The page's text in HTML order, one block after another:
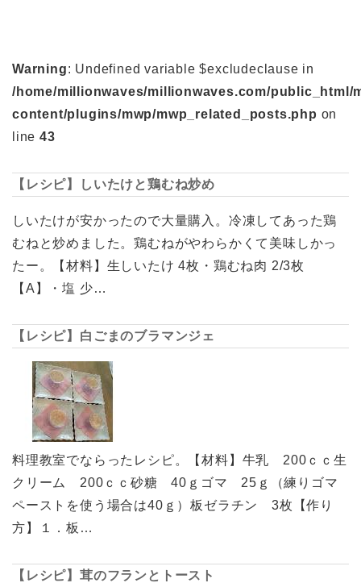
Warning: Undefined variable $excludeclause in
/home/millionwaves/millionwaves.com/public_html/
content/plugins/mwp/mwp_related_posts.php on
line 43
【レシピ】しいたけと鶏むね炒め
しいたけが安かったので大量購入。冷凍してあった鶏
むねと炒めました。鶏むねがやわらかくて美味しかっ
たー。【材料】生しいたけ 4枚・鶏むね肉 2/3枚
【A】・塩 少…
【レシピ】白ごまのブラマンジェ
料理教室でならったレシピ。【材料】牛乳 200ｃｃ生
クリーム 200ｃｃ砂糖 40ｇゴマ 25ｇ（練りゴマ
ペーストを使う場合は40ｇ）板ゼラチン 3枚【作り
方】１．板…
【レシピ】茸のフランとトースト